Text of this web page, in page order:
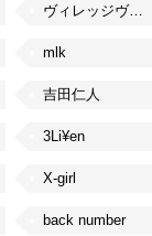
ヴィレッジヴァンガード
mlk
吉田仁人
3Li¥en
X-girl
back number